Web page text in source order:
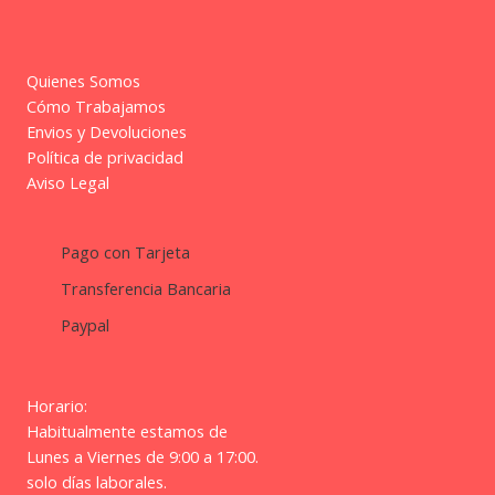
Quienes Somos
Cómo Trabajamos
Envios y Devoluciones
Política de privacidad
Aviso Legal
Pago con Tarjeta
Transferencia Bancaria
Paypal
Horario:
Habitualmente estamos de
Lunes a Viernes de 9:00 a 17:00.
solo días laborales.